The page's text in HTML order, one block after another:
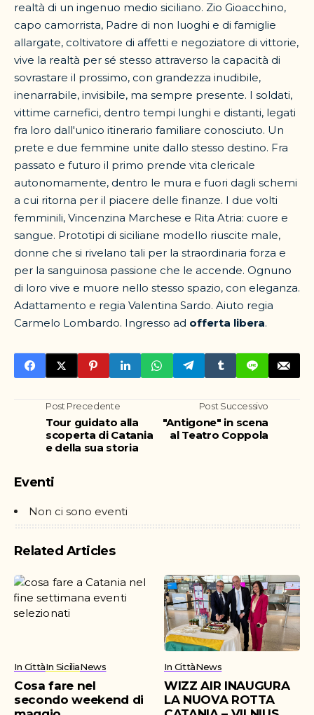
realtà di un ingenuo medio siciliano. Zio Gioacchino,
capo camorrista, Padre di non luoghi e di famiglie
allargate, coltivatore di affetti e negoziatore di vittorie,
vive la realtà per sé stesso attraverso la capacità di
sovrastare il prossimo, con grandezza inudibile,
inenarrabile, invisibile, ma sempre presente. I soldati,
vittime carnefici, dentro tempi lunghi e distanti, legati
fra loro dall'unico itinerario familiare conosciuto. Un
prete e due femmine unite dallo stesso destino. Fra
passato e futuro il primo prende vita clericale
autonomamente, dentro le mura e fuori dagli schemi
a cui ritorna per il piacere delle finanze. I due volti
femminili, Vincenzina Marchese e Rita Atria: cuore e
sangue. Prototipi di siciliane modello riuscite male,
donne che si rivelano tali per la straordinaria forza e
per la sanguinosa passione che le accende. Ognuno
di loro vive e muore nello stesso spazio, con eleganza.
Adattamento e regia Valentina Sardo. Aiuto regia
Carmelo Lombardo. Ingresso ad offerta libera.
Post Precedente
Tour guidato alla
scoperta di Catania
e della sua storia
Post Successivo
"Antigone" in scena
al Teatro Coppola
Eventi
Non ci sono eventi
Related Articles
In CittàIn SiciliaNews
Cosa fare nel
secondo weekend di
In CittàNews
WIZZ AIR INAUGURA
LA NUOVA ROTTA